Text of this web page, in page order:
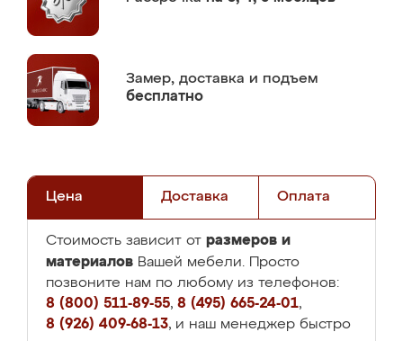
Замер, доставка и подъем
бесплатно
Цена Доставка Оплата
Стоимость зависит от размеров и
материалов Вашей мебели. Просто
позвоните нам по любому из телефонов:
8 (800) 511-89-55, 8 (495) 665-24-01,
8 (926) 409-68-13, и наш менеджер быстро